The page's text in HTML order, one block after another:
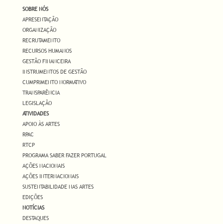
SOBRE NÓS
APRESENTAÇÃO
ORGANIZAÇÃO
RECRUTAMENTO
RECURSOS HUMANOS
GESTÃO FINANCEIRA
INSTRUMENTOS DE GESTÃO
CUMPRIMENTO NORMATIVO
TRANSPARÊNCIA
LEGISLAÇÃO
ATIVIDADES
APOIO ÀS ARTES
RPAC
RTCP
PROGRAMA SABER FAZER PORTUGAL
AÇÕES NACIONAIS
AÇÕES INTERNACIONAIS
SUSTENTABILIDADE NAS ARTES
EDIÇÕES
NOTÍCIAS
DESTAQUES